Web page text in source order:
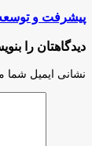
پیشرفت و توسعه
دیدگاهتان را
نشانی ایمیل شما